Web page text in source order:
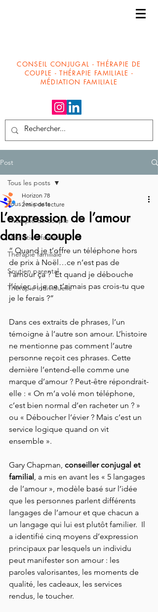
CONSEIL CONJUGAL - THÉRAPIE DE
COUPLE - THÉRAPIE FAMILIALE -
MÉDIATION FAMILIALE
Post
Tous les posts
Thérapie de couple
Médiation familiale
Thérapie familiale
Soutien parental
Thérapie individuelle
Tous les posts
L’expression de l’amour
dans le couple
Horizon 78
2 min de lecture
“ Quand je t’offre un téléphone hors
de prix à Noël…ce n’est pas de
l’amour ça ?  Et quand je débouche
l’évier, si je ne t’aimais pas crois-tu que
je le ferais ?”
Dans ces extraits de phrases, l’un
témoigne à l’autre son amour. L’histoire
ne mentionne pas comment l’autre
personne reçoit ces phrases. Cette
dernière l’entend-elle comme une
marque d’amour ? Peut-être répondrait-
elle : « On m’a volé mon téléphone,
c’est bien normal d’en racheter un ? »
ou « Déboucher l’évier ? Mais c’est un
service logique quand on vit
ensemble ».
Gary Chapman, conseiller conjugal et
familial, a mis en avant les « 5 langages
de l’amour », modèle basé sur l’idée
que les personnes parlent différents
langages de l’amour et que chacun a
un langage qui lui est plutôt familier.  Il
a identifié cinq moyens d’expression
principaux par lesquels un individu
peut manifester son amour : les
paroles valorisantes, les moments de
qualité, les cadeaux, les services
rendus, le toucher.